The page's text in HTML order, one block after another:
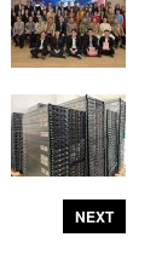
NEXT